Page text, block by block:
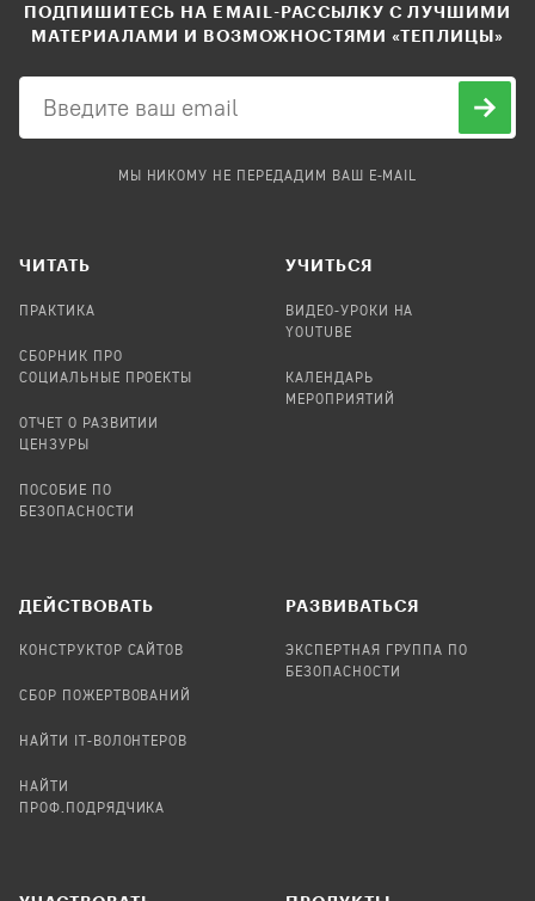
ПОДПИШИТЕСЬ НА EMAIL-РАССЫЛКУ С ЛУЧШИМИ
МАТЕРИАЛАМИ И ВОЗМОЖНОСТЯМИ «ТЕПЛИЦЫ»
МЫ НИКОМУ НЕ ПЕРЕДАДИМ ВАШ E-MAIL
ЧИТАТЬ
ПРАКТИКА
СБОРНИК ПРО
СОЦИАЛЬНЫЕ ПРОЕКТЫ
ОТЧЕТ О РАЗВИТИИ
ЦЕНЗУРЫ
ПОСОБИЕ ПО
БЕЗОПАСНОСТИ
УЧИТЬСЯ
ВИДЕО-УРОКИ НА
YOUTUBE
КАЛЕНДАРЬ
МЕРОПРИЯТИЙ
ДЕЙСТВОВАТЬ
КОНСТРУКТОР САЙТОВ
СБОР ПОЖЕРТВОВАНИЙ
НАЙТИ IT-ВОЛОНТЕРОВ
НАЙТИ
ПРОФ.ПОДРЯДЧИКА
РАЗВИВАТЬСЯ
ЭКСПЕРТНАЯ ГРУППА ПО
БЕЗОПАСНОСТИ